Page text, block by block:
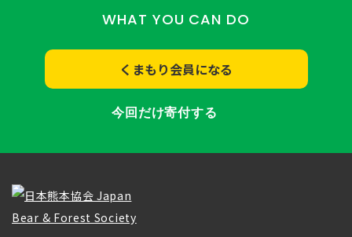
WHAT YOU CAN DO
くまもり会員になる
今回だけ寄付する